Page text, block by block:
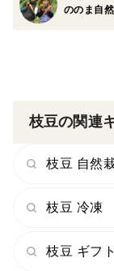
ののま自
枝豆の関連
枝豆 自然
枝豆 冷凍
枝豆 ギフト